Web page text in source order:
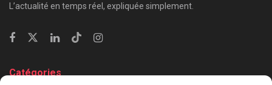
L’actualité en temps réel, expliquée simplement.
Catégories